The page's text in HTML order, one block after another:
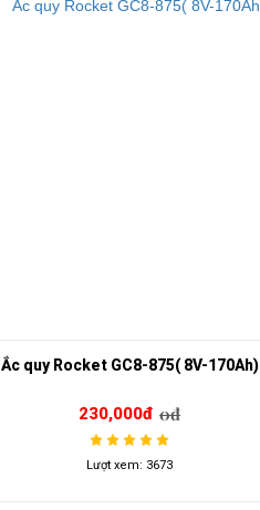
Ắc quy Rocket GC8-875( 8V-170Ah)
230,000đ 0đ
Lượt xem: 3673